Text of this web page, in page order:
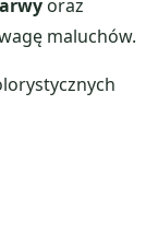
oraz
maluchów.